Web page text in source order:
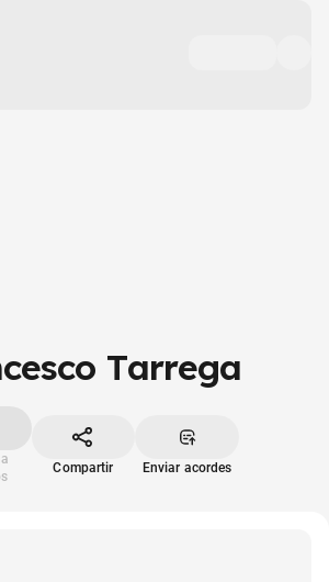
Tarrega
Compartir Enviar acordes